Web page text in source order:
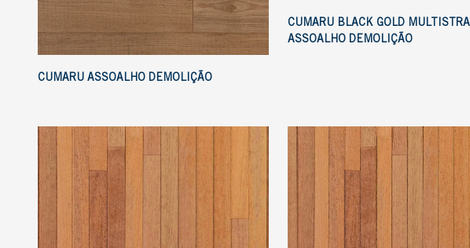
CUMARU ASSOALHO DEMOLIÇÃO
CUMARU BLACK GOLD
ASSOALHO DEMOLIÇÃO